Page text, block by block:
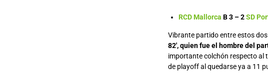
RCD Mallorca B 3 – 2SD
Vibrante partido entre estos
82′, quien fue el hombre del
importante colchón respecto al
de playoff al quedarse ya a 11